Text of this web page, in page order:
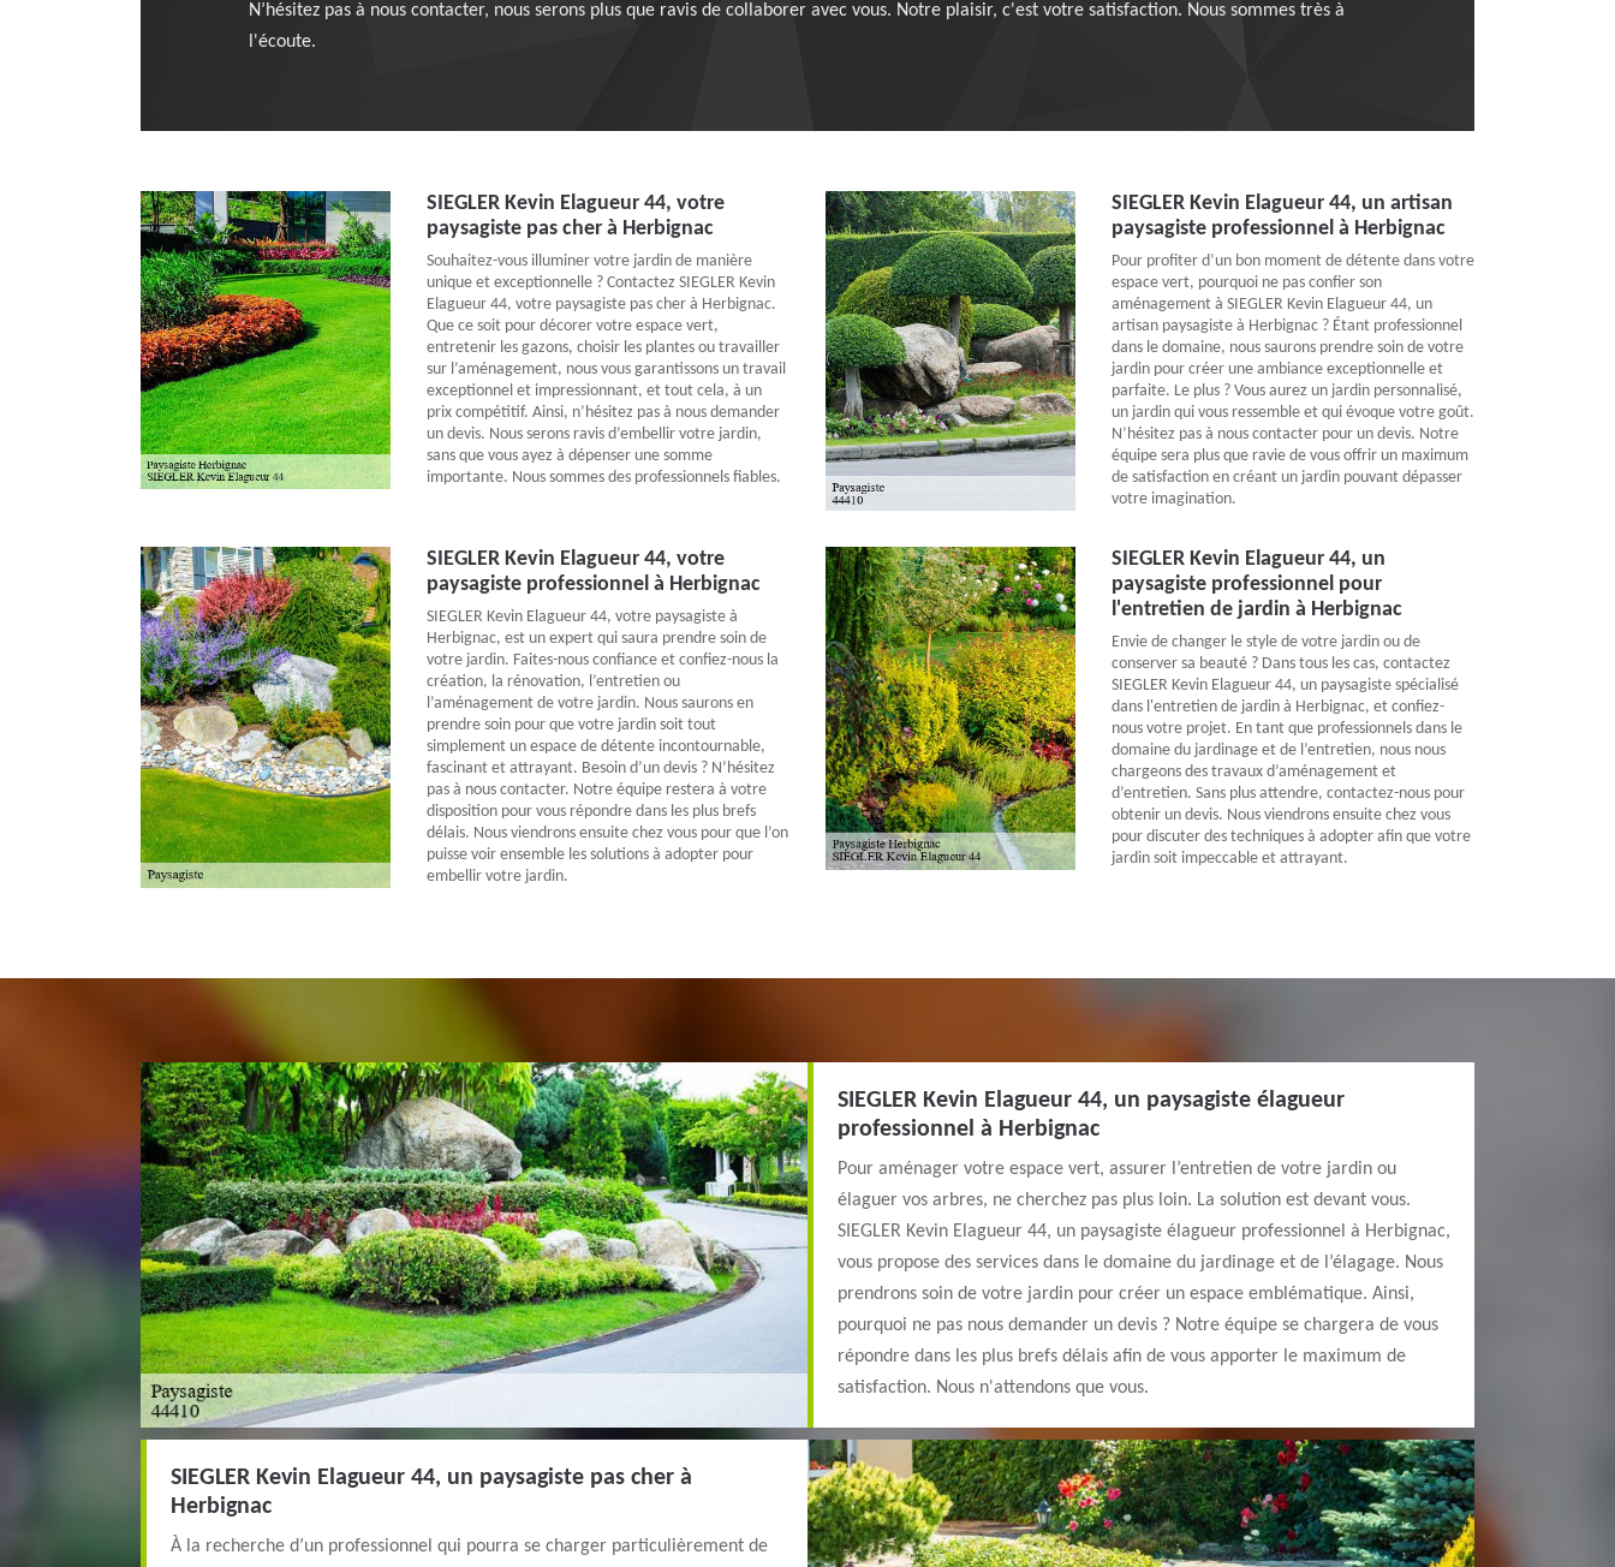
N’hésitez pas à nous contacter, nous serons plus que ravis de collaborer avec vous. Notre plaisir, c'est votre satisfaction. Nous sommes très à
l'écoute.
SIEGLER Kevin Elagueur 44, votre
paysagiste pas cher à Herbignac
Souhaitez-vous illuminer votre jardin de manière
unique et exceptionnelle ? Contactez SIEGLER Kevin
Elagueur 44, votre paysagiste pas cher à Herbignac.
Que ce soit pour décorer votre espace vert,
entretenir les gazons, choisir les plantes ou travailler
sur l’aménagement, nous vous garantissons un travail
exceptionnel et impressionnant, et tout cela, à un
prix compétitif. Ainsi, n’hésitez pas à nous demander
un devis. Nous serons ravis d’embellir votre jardin,
sans que vous ayez à dépenser une somme
importante. Nous sommes des professionnels fiables.
SIEGLER Kevin Elagueur 44, un artisan
paysagiste professionnel à Herbignac
Pour profiter d’un bon moment de détente dans votre
espace vert, pourquoi ne pas confier son
aménagement à SIEGLER Kevin Elagueur 44, un
artisan paysagiste à Herbignac ? Étant professionnel
dans le domaine, nous saurons prendre soin de votre
jardin pour créer une ambiance exceptionnelle et
parfaite. Le plus ? Vous aurez un jardin personnalisé,
un jardin qui vous ressemble et qui évoque votre goût.
N’hésitez pas à nous contacter pour un devis. Notre
équipe sera plus que ravie de vous offrir un maximum
de satisfaction en créant un jardin pouvant dépasser
votre imagination.
SIEGLER Kevin Elagueur 44, votre
paysagiste professionnel à Herbignac
SIEGLER Kevin Elagueur 44, votre paysagiste à
Herbignac, est un expert qui saura prendre soin de
votre jardin. Faites-nous confiance et confiez-nous la
création, la rénovation, l’entretien ou
l’aménagement de votre jardin. Nous saurons en
prendre soin pour que votre jardin soit tout
simplement un espace de détente incontournable,
fascinant et attrayant. Besoin d’un devis ? N’hésitez
pas à nous contacter. Notre équipe restera à votre
disposition pour vous répondre dans les plus brefs
délais. Nous viendrons ensuite chez vous pour que l’on
puisse voir ensemble les solutions à adopter pour
embellir votre jardin.
SIEGLER Kevin Elagueur 44, un
paysagiste professionnel pour
l'entretien de jardin à Herbignac
Envie de changer le style de votre jardin ou de
conserver sa beauté ? Dans tous les cas, contactez
SIEGLER Kevin Elagueur 44, un paysagiste spécialisé
dans l'entretien de jardin à Herbignac, et confiez-
nous votre projet. En tant que professionnels dans le
domaine du jardinage et de l’entretien, nous nous
chargeons des travaux d’aménagement et
d’entretien. Sans plus attendre, contactez-nous pour
obtenir un devis. Nous viendrons ensuite chez vous
pour discuter des techniques à adopter afin que votre
jardin soit impeccable et attrayant.
SIEGLER Kevin Elagueur 44, un paysagiste élagueur
professionnel à Herbignac
Pour aménager votre espace vert, assurer l’entretien de votre jardin ou
élaguer vos arbres, ne cherchez pas plus loin. La solution est devant vous.
SIEGLER Kevin Elagueur 44, un paysagiste élagueur professionnel à Herbignac,
vous propose des services dans le domaine du jardinage et de l’élagage. Nous
prendrons soin de votre jardin pour créer un espace emblématique. Ainsi,
pourquoi ne pas nous demander un devis ? Notre équipe se chargera de vous
répondre dans les plus brefs délais afin de vous apporter le maximum de
satisfaction. Nous n'attendons que vous.
SIEGLER Kevin Elagueur 44, un paysagiste pas cher à
Herbignac
À la recherche d’un professionnel qui pourra se charger particulièrement de